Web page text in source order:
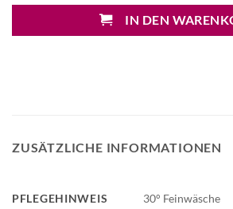
IN DEN
ZUSÄTZLICHE INFORMATIONEN
PFLEGEHINWEIS 30° Feinwäsche